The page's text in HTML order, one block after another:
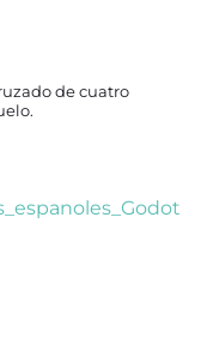
de cuatro